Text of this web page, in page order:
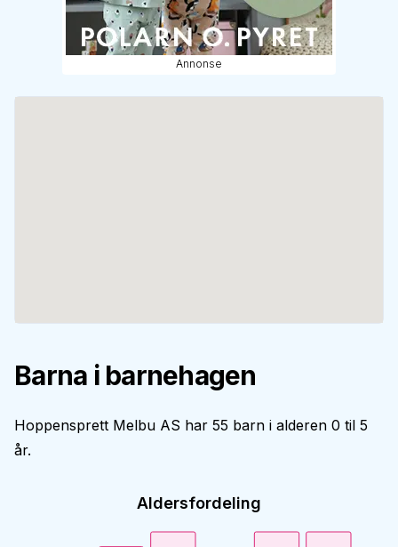
Annonse
Barna i barnehagen
Hoppensprett Melbu AS har 55 barn i alderen 0 til 5
år.
Aldersfordeling